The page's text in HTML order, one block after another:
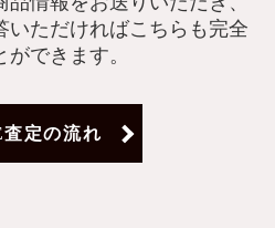
いただければこちらも完全
できます。
定の流れ